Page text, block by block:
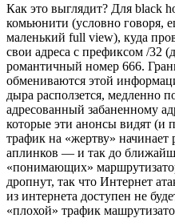
Как это выглядит? Для black
комьюнити (условно говоря,
маленький full view), куда
свои адреса с префиксом /32
романтичный номер 666.
обмениваются этой
дыра расползется, медленно
адресованный забаненному
которые эти анонсы видят (и
трафик на «жертву» начинает
аплинков — и так до
«понимающих»
дропнут, так что Интернет
из интернета доступен не
«плохой» трафик